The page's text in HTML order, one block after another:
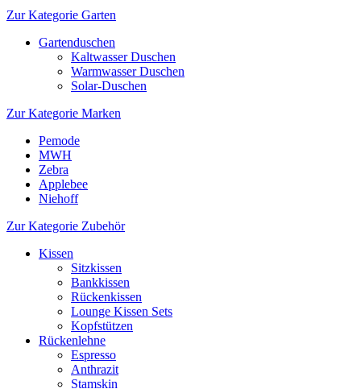
Zur Kategorie Garten
Gartenduschen
Kaltwasser Duschen
Warmwasser Duschen
Solar-Duschen
Zur Kategorie Marken
Pemode
MWH
Zebra
Applebee
Niehoff
Zur Kategorie Zubehör
Kissen
Sitzkissen
Bankkissen
Rückenkissen
Lounge Kissen Sets
Kopfstützen
Rückenlehne
Espresso
Anthrazit
Stamskin